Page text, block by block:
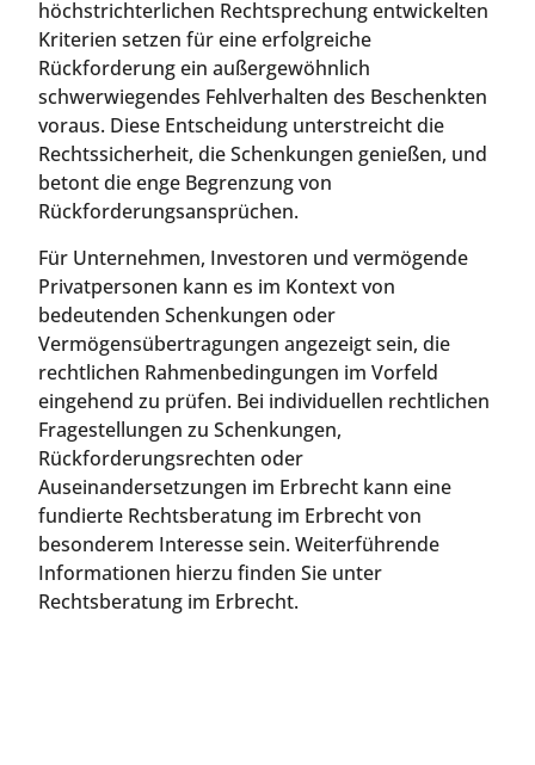
höchstrichterlichen Rechtsprechung entwickelten
Kriterien setzen für eine erfolgreiche
Rückforderung ein außergewöhnlich
schwerwiegendes Fehlverhalten des Beschenkten
voraus. Diese Entscheidung unterstreicht die
Rechtssicherheit, die Schenkungen genießen, und
betont die enge Begrenzung von
Rückforderungsansprüchen.
Für Unternehmen, Investoren und vermögende
Privatpersonen kann es im Kontext von
bedeutenden Schenkungen oder
Vermögensübertragungen angezeigt sein, die
rechtlichen Rahmenbedingungen im Vorfeld
eingehend zu prüfen. Bei individuellen rechtlichen
Fragestellungen zu Schenkungen,
Rückforderungsrechten oder
Auseinandersetzungen im Erbrecht kann eine
fundierte Rechtsberatung im Erbrecht von
besonderem Interesse sein. Weiterführende
Informationen hierzu finden Sie unter
Rechtsberatung im Erbrecht.